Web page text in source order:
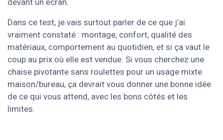
Dans ce test, je vais surtout parler de ce que j’ai
vraiment constaté : montage, confort, qualité des
matériaux, comportement au quotidien, et si ça vaut le
coup au prix où elle est vendue. Si vous cherchez une
chaise pivotante sans roulettes pour un usage mixte
maison/bureau, ça devrait vous donner une bonne idée
de ce qui vous attend, avec les bons côtés et les
limites.